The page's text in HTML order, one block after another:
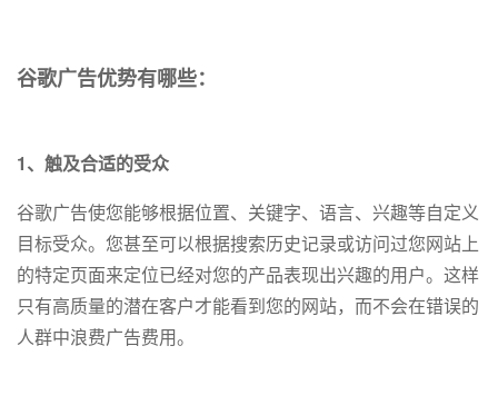
谷歌广告优势有哪些：
1、触及合适的受众
谷歌广告使您能够根据位置、关键字、语言、兴趣等自定义
目标受众。您甚至可以根据搜索历史记录或访问过您网站上
的特定页面来定位已经对您的产品表现出兴趣的用户。这样
只有高质量的潜在客户才能看到您的网站，而不会在错误的
人群中浪费广告费用。